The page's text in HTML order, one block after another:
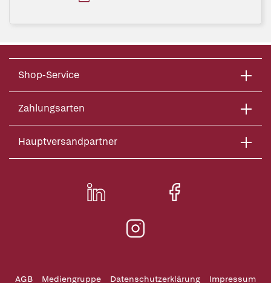
Shop-Service
Zahlungsarten
Hauptversandpartner
AGB Mediengruppe Datenschutzerklärung Impressum